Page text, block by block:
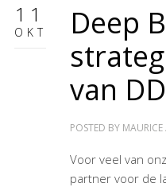
11
OKT
Deep
van
POSTED BY MAURICE
Voor veel van
partner voor de